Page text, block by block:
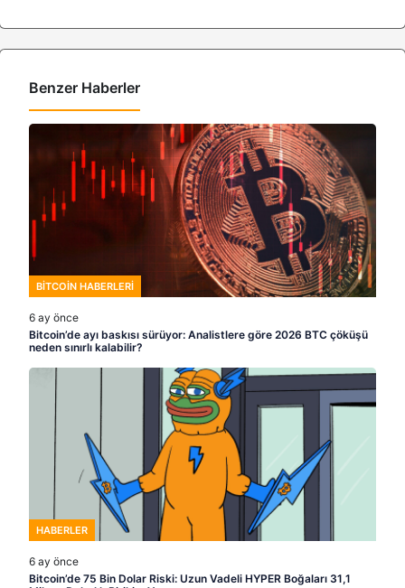
Benzer Haberler
BITCOIN HABERLERI
6 ay önce
Bitcoin’de ayı baskısı sürüyor: Analistlere göre 2026 BTC çöküşü
neden sınırlı kalabilir?
HABERLER
6 ay önce
Bitcoin’de 75 Bin Dolar Riski: Uzun Vadeli HYPER Boğaları 31,1